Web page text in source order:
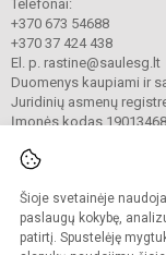
Šioje svetainėje
paslaugų kokybę,
patirtį. Spustelėję
Telefonai:
+370 673 54688
+370 37 424 438
El. p. rastine@saulesg.lt
Duomenys kaupiami ir
Juridinių asmenų
Įmonės kodas
© 2023 Kauno
Kopijuoti turinį be